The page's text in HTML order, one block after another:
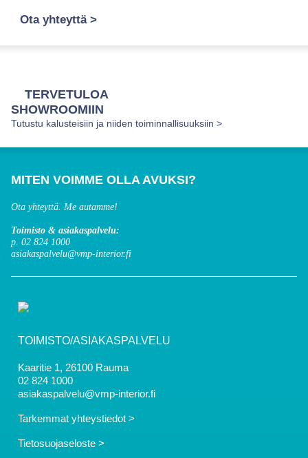
Ota yhteyttä >
TERVETULOA
SHOWROOMIIN
Tutustu kalusteisiin ja niiden toiminnallisuuksiin >
MITEN VOIMME OLLA AVUKSI?
Ota yhteyttä. Me autamme!
Toimisto & asiakaspalvelu:
p. 02 824 1000
asiakaspalvelu@vmp-interior.fi
TOIMISTO/ASIAKASPALVELU
Kaaritie 1, 26100 Rauma
02 824 1000
asiakaspalvelu@vmp-interior.fi
Tarkemmat yhteystiedot >
Tietosuojaseloste >